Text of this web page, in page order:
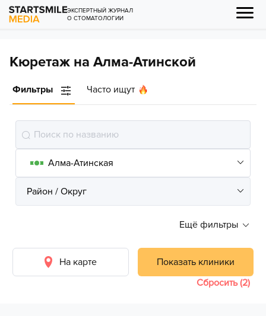
ЭКСПЕРТНЫЙ ЖУРНАЛ
О СТОМАТОЛОГИИ
Кюретаж на Алма-Атинской
Фильтры Часто ищут
Ещё фильтры
На карте
Показать клиники
Сбросить (2)